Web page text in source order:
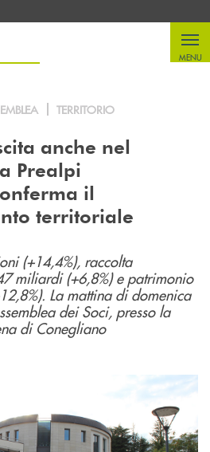
MENU
TERRITORIO
anche nel
Prealpi
il
territoriale
(+14,4%), raccolta
miliardi (+6,8%) e patrimonio
La mattina di domenica
dei Soci, presso la
di Conegliano